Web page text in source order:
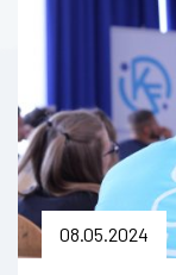
08.05.2024